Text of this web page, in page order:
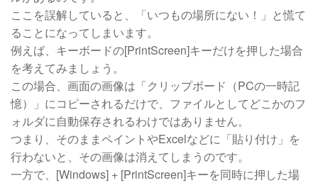
ここを誤解していると、「いつもの場所にない！」と慌て
ることになってしまいます。
例えば、キーボードの[PrintScreen]キーだけを押した場合
を考えてみましょう。
この場合、画面の画像は「クリップボード（PCの一時記
憶）」にコピーされるだけで、ファイルとしてどこかのフ
ォルダに自動保存されるわけではありません。
つまり、そのままペイントやExcelなどに「貼り付け」を
行わないと、その画像は消えてしまうのです。
一方で、[Windows] + [PrintScreen]キーを同時に押した場